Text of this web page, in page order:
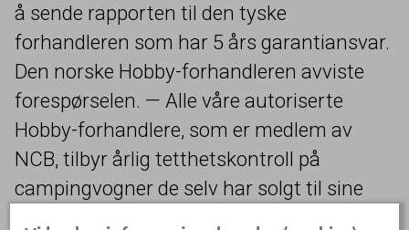
å sende rapporten til den tyske
forhandleren som har 5 års garantiansvar.
Den norske Hobby-forhandleren avviste
forespørselen. — Alle våre autoriserte
Hobby-forhandlere, som er medlem av
NCB, tilbyr årlig tetthetskontroll på
campingvogner de selv har solgt til sine